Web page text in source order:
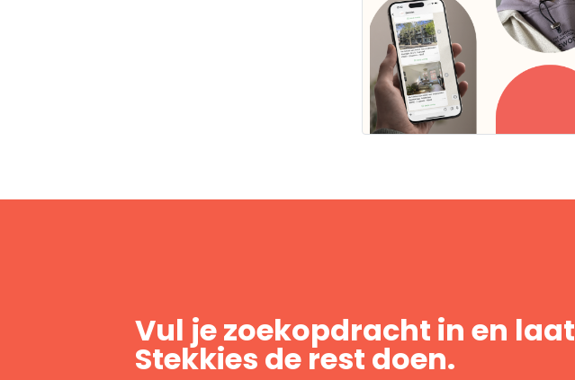
Vul je zoekopdracht in en laat
Stekkies de rest doen.